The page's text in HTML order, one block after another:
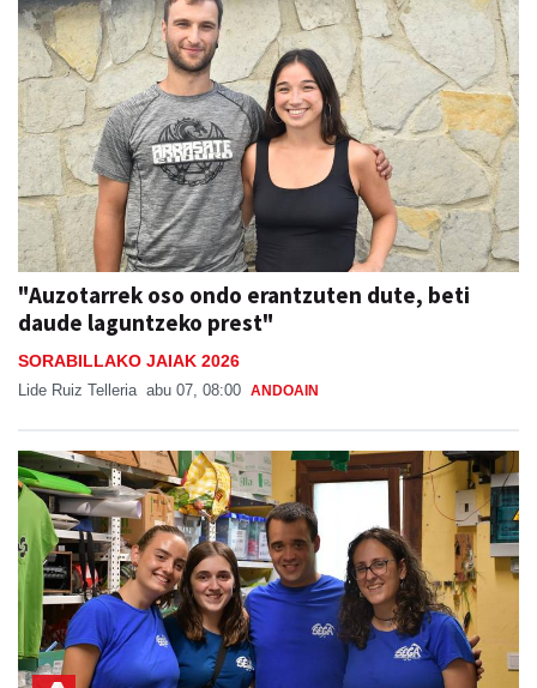
"Auzotarrek oso ondo erantzuten dute, beti
daude laguntzeko prest"
SORABILLAKO JAIAK 2026
Lide Ruiz Telleria abu 07, 08:00 ANDOAIN